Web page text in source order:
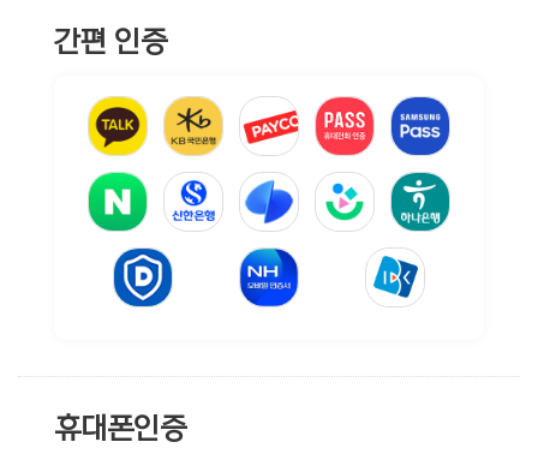
간편 인증
휴대폰인증